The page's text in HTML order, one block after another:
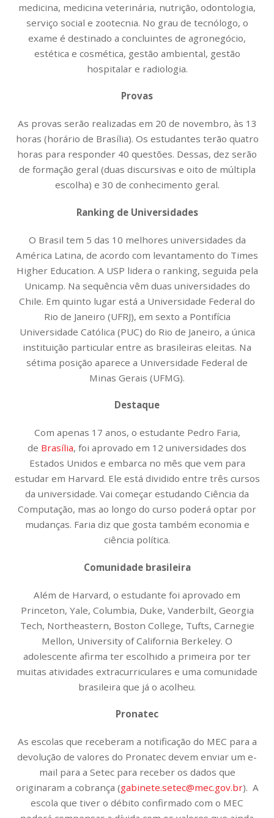
medicina, medicina veterinária, nutrição, odontologia,
serviço social e zootecnia. No grau de tecnólogo, o
exame é destinado a concluintes de agronegócio,
estética e cosmética, gestão ambiental, gestão
hospitalar e radiologia.
Provas
As provas serão realizadas em 20 de novembro, às 13
horas (horário de Brasília). Os estudantes terão quatro
horas para responder 40 questões. Dessas, dez serão
de formação geral (duas discursivas e oito de múltipla
escolha) e 30 de conhecimento geral.
Ranking de Universidades
O Brasil tem 5 das 10 melhores universidades da
América Latina, de acordo com levantamento do Times
Higher Education. A USP lidera o ranking, seguida pela
Unicamp. Na sequência vêm duas universidades do
Chile. Em quinto lugar está a Universidade Federal do
Rio de Janeiro (UFRJ), em sexto a Pontifícia
Universidade Católica (PUC) do Rio de Janeiro, a única
instituição particular entre as brasileiras eleitas. Na
sétima posição aparece a Universidade Federal de
Minas Gerais (UFMG).
Destaque
Com apenas 17 anos, o estudante Pedro Faria,
de Brasília, foi aprovado em 12 universidades dos
Estados Unidos e embarca no mês que vem para
estudar em Harvard. Ele está dividido entre três cursos
da universidade. Vai começar estudando Ciência da
Computação, mas ao longo do curso poderá optar por
mudanças. Faria diz que gosta também economia e
ciência política.
Comunidade brasileira
Além de Harvard, o estudante foi aprovado em
Princeton, Yale, Columbia, Duke, Vanderbilt, Georgia
Tech, Northeastern, Boston College, Tufts, Carnegie
Mellon, University of California Berkeley. O
adolescente afirma ter escolhido a primeira por ter
muitas atividades extracurriculares e uma comunidade
brasileira que já o acolheu.
Pronatec
As escolas que receberam a notificação do MEC para a
devolução de valores do Pronatec devem enviar um e-
mail para a Setec para receber os dados que
originaram a cobrança (gabinete.setec@mec.gov.br). A
escola que tiver o débito confirmado com o MEC